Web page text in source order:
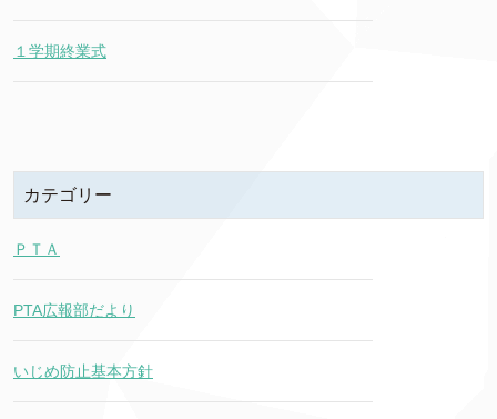
１学期終業式
カテゴリー
ＰＴＡ
PTA広報部だより
いじめ防止基本方針